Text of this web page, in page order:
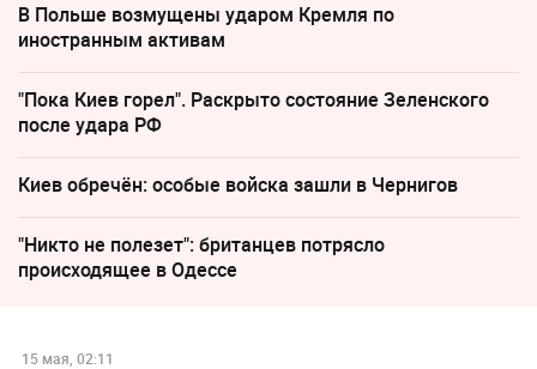
В Польше возмущены ударом Кремля по
иностранным активам
"Пока Киев горел". Раскрыто состояние Зеленского
после удара РФ
Киев обречён: особые войска зашли в Чернигов
"Никто не полезет": британцев потрясло
происходящее в Одессе
15 мая, 02:11